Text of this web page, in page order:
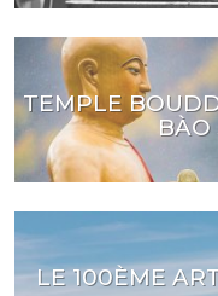
TEMPLE
BÀO
LE 100ÈME